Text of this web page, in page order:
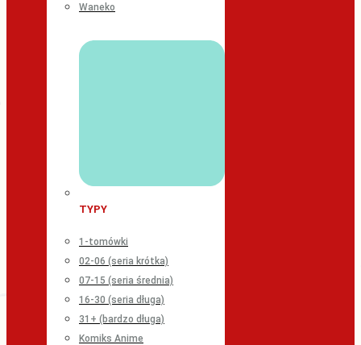
Waneko
TYPY
1-tomówki
02-06 (seria krótka)
07-15 (seria średnia)
16-30 (seria długa)
31+ (bardzo długa)
Komiks Anime